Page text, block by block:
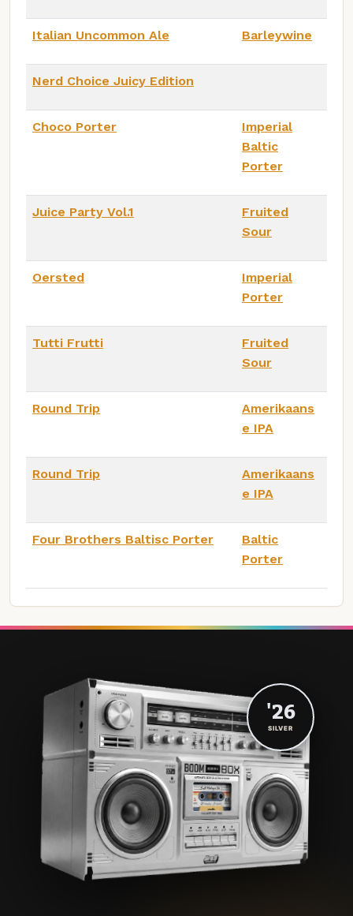
Italian Uncommon Ale Barleywine
Nerd Choice Juicy Edition
Choco Porter
Imperial
Baltic
Porter
Juice Party Vol.1
Fruited
Sour
Oersted
Imperial
Porter
Tutti Frutti
Fruited
Sour
Round Trip
Amerikaans
e IPA
Round Trip
Amerikaans
e IPA
Four Brothers Baltisc Porter
Baltic
Porter
'26
SILVER